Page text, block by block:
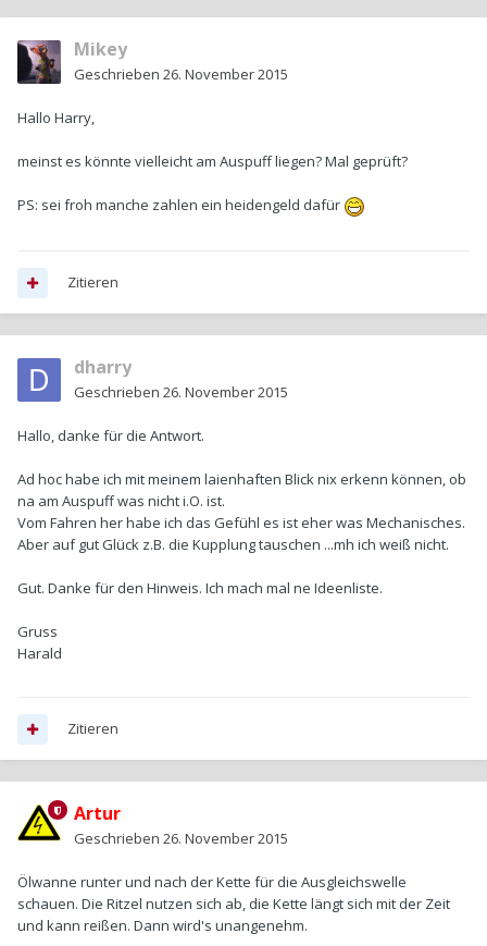
Mikey
Geschrieben 26. November 2015
Hallo Harry,
meinst es könnte vielleicht am Auspuff liegen? Mal geprüft?
PS: sei froh manche zahlen ein heidengeld dafür
Zitieren
dharry
Geschrieben 26. November 2015
Hallo, danke für die Antwort.
Ad hoc habe ich mit meinem laienhaften Blick nix erkenn können, ob
na am Auspuff was nicht i.O. ist.
Vom Fahren her habe ich das Gefühl es ist eher was Mechanisches.
Aber auf gut Glück z.B. die Kupplung tauschen ...mh ich weiß nicht.
Gut. Danke für den Hinweis. Ich mach mal ne Ideenliste.
Gruss
Harald
Zitieren
Artur
Geschrieben 26. November 2015
Ölwanne runter und nach der Kette für die Ausgleichswelle
schauen. Die Ritzel nutzen sich ab, die Kette längt sich mit der Zeit
und kann reißen. Dann wird's unangenehm.